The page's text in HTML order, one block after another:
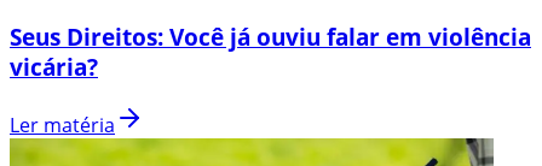
Seus Direitos: Você já ouviu falar em violência
vicária?
Ler matéria